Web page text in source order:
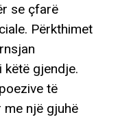
se çfarë
Përkthimet
këtë gjendje.
të
me një gjuhë